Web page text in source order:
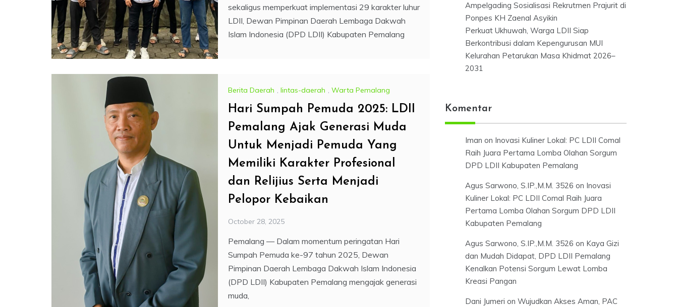
sekaligus memperkuat implementasi 29 karakter luhur
LDII, Dewan Pimpinan Daerah Lembaga Dakwah
Islam Indonesia (DPD LDII) Kabupaten Pemalang
Berita Daerah , lintas-daerah , Warta Pemalang
Hari Sumpah Pemuda 2025: LDII
Pemalang Ajak Generasi Muda
Untuk Menjadi Pemuda Yang
Memiliki Karakter Profesional
dan Relijius Serta Menjadi
Pelopor Kebaikan
October 28, 2025
Pemalang — Dalam momentum peringatan Hari
Sumpah Pemuda ke-97 tahun 2025, Dewan
Pimpinan Daerah Lembaga Dakwah Islam Indonesia
(DPD LDII) Kabupaten Pemalang mengajak generasi
muda,
Ampelgading Sosialisasi Rekrutmen Prajurit di
Ponpes KH Zaenal Asyikin
Perkuat Ukhuwah, Warga LDII Siap
Berkontribusi dalam Kepengurusan MUI
Kelurahan Petarukan Masa Khidmat 2026–
2031
Komentar
Iman on Inovasi Kuliner Lokal: PC LDII Comal
Raih Juara Pertama Lomba Olahan Sorgum
DPD LDII Kabupaten Pemalang
Agus Sarwono, S.IP.,M.M. 3526 on Inovasi
Kuliner Lokal: PC LDII Comal Raih Juara
Pertama Lomba Olahan Sorgum DPD LDII
Kabupaten Pemalang
Agus Sarwono, S.IP.,M.M. 3526 on Kaya Gizi
dan Mudah Didapat, DPD LDII Pemalang
Kenalkan Potensi Sorgum Lewat Lomba
Kreasi Pangan
Dani Jumeri on Wujudkan Akses Aman, PAC